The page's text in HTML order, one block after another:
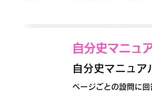
自分史マニュ
ページごとの設問に
自分史マニュア